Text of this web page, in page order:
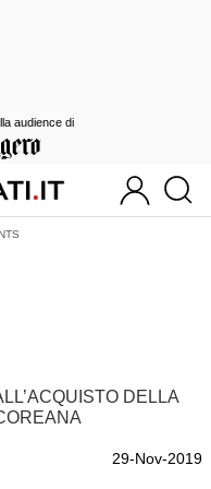
DELLA
29-Nov-2019
audience di